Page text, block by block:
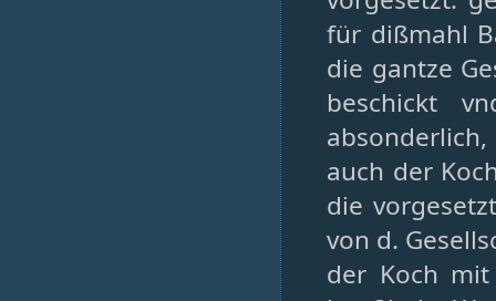
für dißmahl
die gantze
beschickt
auch der
die
von d.
der Koch